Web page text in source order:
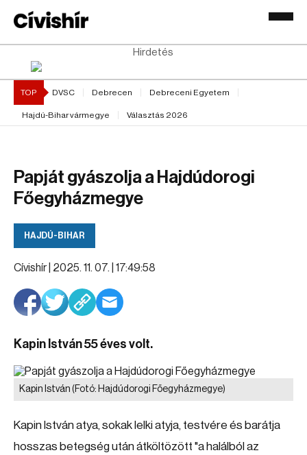
Hirdetés
TOP DVSC Debrecen Debreceni Egyetem
Hajdú-Bihar vármegye Választás 2026
Papját gyászolja a Hajdúdorogi
Főegyházmegye
HAJDÚ-BIHAR
Cívishír | 2025. 11. 07. | 17:49:58
Kapin István 55 éves volt.
Kapin István (Fotó: Hajdúdorogi Főegyházmegye)
Kapin István atya, sokak lelki atyja, testvére és barátja
hosszas betegség után átköltözött "a halálból az